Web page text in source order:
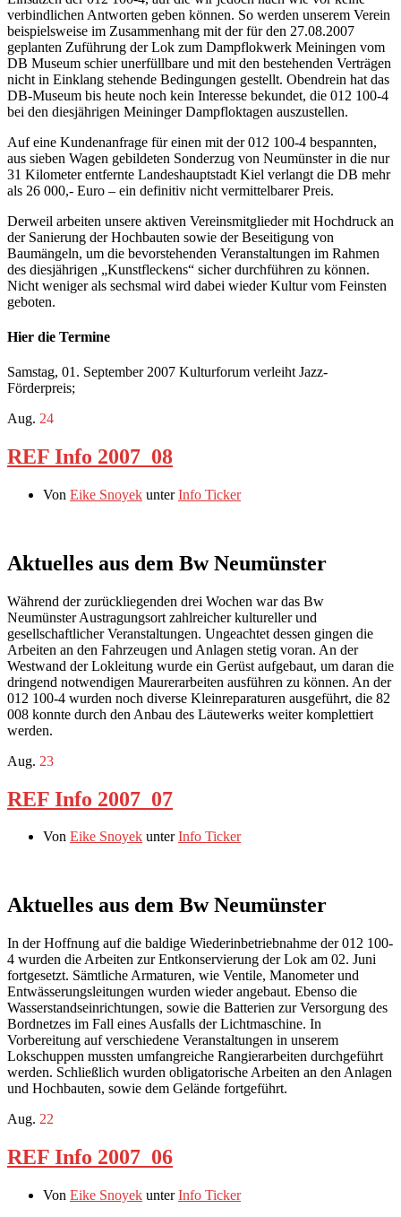
verbindlichen Antworten geben können. So werden unserem Verein
beispielsweise im Zusammenhang mit der für den 27.08.2007
geplanten Zuführung der Lok zum Dampflokwerk Meiningen vom
DB Museum schier unerfüllbare und mit den bestehenden Verträgen
nicht in Einklang stehende Bedingungen gestellt. Obendrein hat das
DB-Museum bis heute noch kein Interesse bekundet, die 012 100-4
bei den diesjährigen Meininger Dampfloktagen auszustellen.
Auf eine Kundenanfrage für einen mit der 012 100-4 bespannten,
aus sieben Wagen gebildeten Sonderzug von Neumünster in die nur
31 Kilometer entfernte Landeshauptstadt Kiel verlangt die DB mehr
als 26 000,- Euro – ein definitiv nicht vermittelbarer Preis.
Derweil arbeiten unsere aktiven Vereinsmitglieder mit Hochdruck an
der Sanierung der Hochbauten sowie der Beseitigung von
Baumängeln, um die bevorstehenden Veranstaltungen im Rahmen
des diesjährigen „Kunstfleckens“ sicher durchführen zu können.
Nicht weniger als sechsmal wird dabei wieder Kultur vom Feinsten
geboten.
Hier die Termine
Samstag, 01. September 2007 Kulturforum verleiht Jazz-
Förderpreis;
Aug. 24
REF Info 2007_08
Von Eike Snoyek unterInfo Ticker
Aktuelles aus dem Bw Neumünster
Während der zurückliegenden drei Wochen war das Bw
Neumünster Austragungsort zahlreicher kultureller und
gesellschaftlicher Veranstaltungen. Ungeachtet dessen gingen die
Arbeiten an den Fahrzeugen und Anlagen stetig voran. An der
Westwand der Lokleitung wurde ein Gerüst aufgebaut, um daran die
dringend notwendigen Maurerarbeiten ausführen zu können. An der
012 100-4 wurden noch diverse Kleinreparaturen ausgeführt, die 82
008 konnte durch den Anbau des Läutewerks weiter komplettiert
werden.
Aug. 23
REF Info 2007_07
Von Eike Snoyek unterInfo Ticker
Aktuelles aus dem Bw Neumünster
In der Hoffnung auf die baldige Wiederinbetriebnahme der 012 100-
4 wurden die Arbeiten zur Entkonservierung der Lok am 02. Juni
fortgesetzt. Sämtliche Armaturen, wie Ventile, Manometer und
Entwässerungsleitungen wurden wieder angebaut. Ebenso die
Wasserstandseinrichtungen, sowie die Batterien zur Versorgung des
Bordnetzes im Fall eines Ausfalls der Lichtmaschine. In
Vorbereitung auf verschiedene Veranstaltungen in unserem
Lokschuppen mussten umfangreiche Rangierarbeiten durchgeführt
werden. Schließlich wurden obligatorische Arbeiten an den Anlagen
und Hochbauten, sowie dem Gelände fortgeführt.
Aug. 22
REF Info 2007_06
Von Eike Snoyek unterInfo Ticker